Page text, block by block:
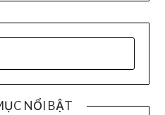
NỔI BẬT